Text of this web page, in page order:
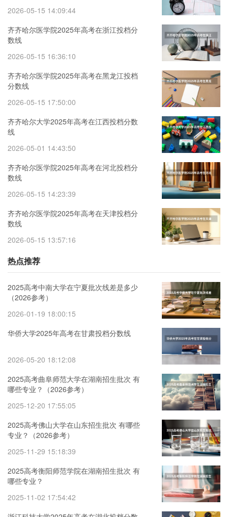
2026-05-15 14:09:44
齐齐哈尔医学院2025年高考在浙江投档分
数线
2026-05-15 16:36:10
齐齐哈尔医学院2025年高考在黑龙江投档
分数线
2026-05-15 17:50:00
齐齐哈尔大学2025年高考在江西投档分数
线
2026-05-01 14:43:50
齐齐哈尔医学院2025年高考在河北投档分
数线
2026-05-15 14:23:39
齐齐哈尔医学院2025年高考在天津投档分
数线
2026-05-15 13:57:16
热点推荐
2025高考中南大学在宁夏批次线差是多少
（2026参考）
2026-01-19 18:00:15
华侨大学2025年高考在甘肃投档分数线
2026-05-20 18:12:08
2025高考曲阜师范大学在湖南招生批次 有
哪些专业？（2026参考）
2025-12-20 17:55:05
2025高考佛山大学在山东招生批次 有哪些
专业？（2026参考）
2025-11-29 15:18:39
2025高考衡阳师范学院在湖南招生批次 有
哪些专业？
2025-11-02 17:54:42